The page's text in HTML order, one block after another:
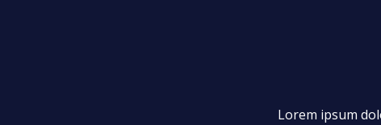
Lorem ipsum